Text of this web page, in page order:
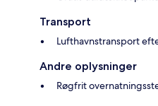
Transport
Lufthavnstransport
Andre oplysninger
Røgfrit